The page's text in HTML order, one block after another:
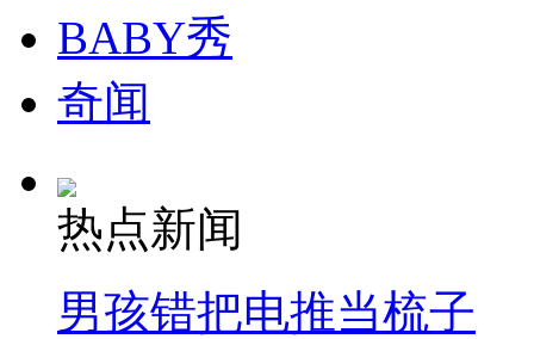
BABY秀
奇闻
热点新闻
男孩错把电推当梳子